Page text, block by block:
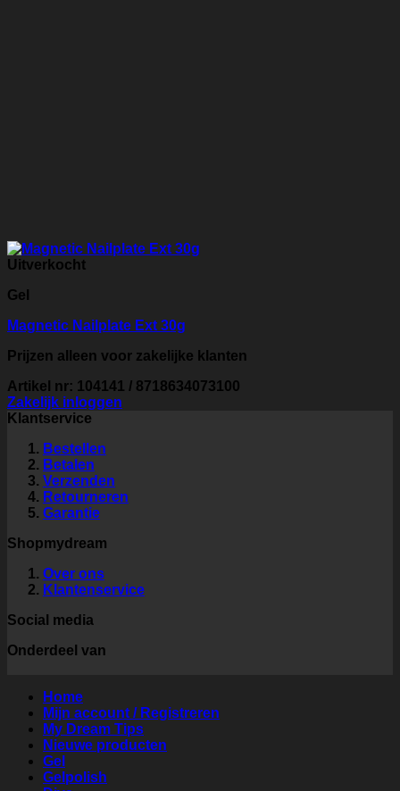
Uitverkocht
Gel
Magnetic Nailplate Ext 30g
Prijzen alleen voor zakelijke klanten
Artikel nr: 104141 / 8718634073100
Zakelijk inloggen
Klantservice
Bestellen
Betalen
Verzenden
Retourneren
Garantie
Shopmydream
Over ons
Klantenservice
Social media
Onderdeel van
Home
Mijn account / Registreren
My Dream Tips
Nieuwe producten
Gel
Gelpolish